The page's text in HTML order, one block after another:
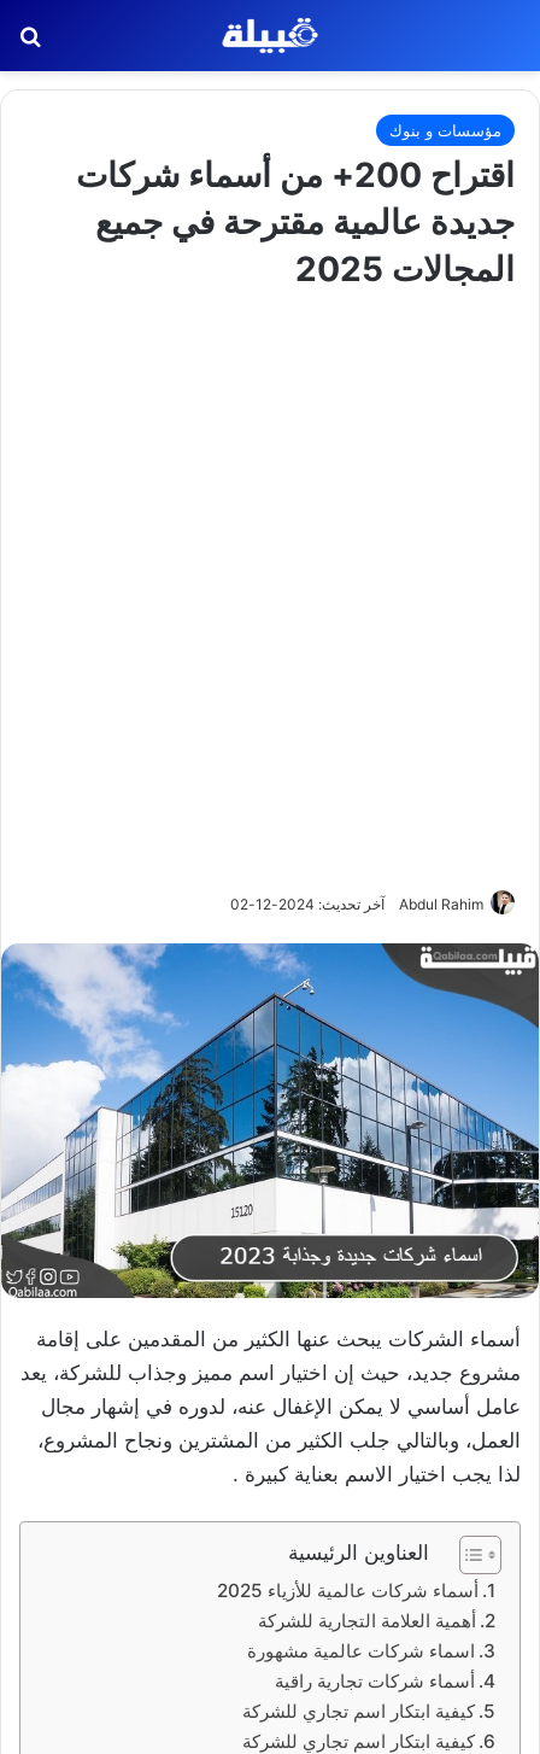
مؤسسات و بنوك
اقتراح 200+ من أسماء شركات
جديدة عالمية مقترحة في جميع
المجالات 2025
Abdul Rahim آخر تحديث: 2024-12-02
أسماء الشركات يبحث عنها الكثير من المقدمين على إقامة
مشروع جديد، حيث إن اختيار اسم مميز وجذاب للشركة، يعد
عامل أساسي لا يمكن الإغفال عنه، لدوره في إشهار مجال
العمل، وبالتالي جلب الكثير من المشترين ونجاح المشروع،
لذا يجب اختيار الاسم بعناية كبيرة .
العناوين الرئيسية
أسماء شركات عالمية للأزياء 2025
أهمية العلامة التجارية للشركة
اسماء شركات عالمية مشهورة
أسماء شركات تجارية راقية
كيفية ابتكار اسم تجاري للشركة
كيفية ابتكار اسم تجاري للشركة